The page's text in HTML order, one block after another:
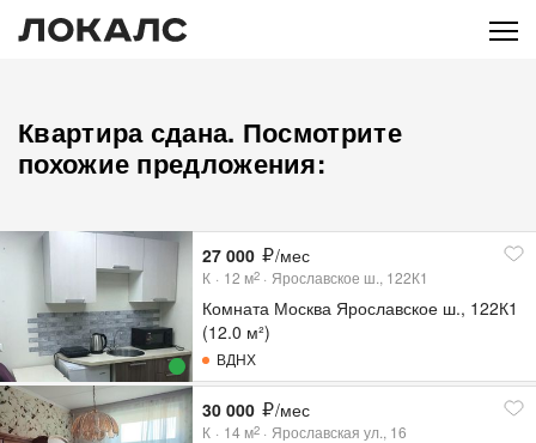
Квартира сдана. Посмотрите
похожие предложения:
27 000 /мес
К 12 м2 Ярославское ш., 122К1
Комната Москва Ярославское ш., 122К1
(12.0 м²)
ВДНХ
30 000 /мес
К 14 м2 Ярославская ул., 16